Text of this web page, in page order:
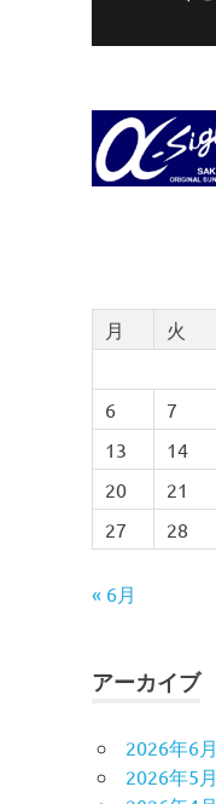
月
火
6
7
13
14
20
21
27
28
« 6月
アーカイブ
2026年6月
2026年5月